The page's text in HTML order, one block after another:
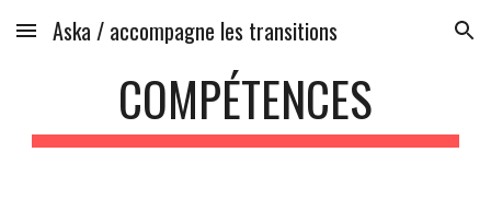
Skip to main content Skip to navigation
Aska / accompagne les transitions
COMPÉTENCES